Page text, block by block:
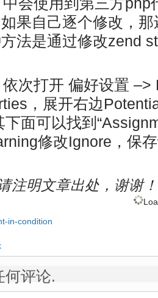
果自己逐个修改，
法是通过修改zend
次打开 偏好设置
，展开右边
下面可以找到
修改Ignore，保
注明文章出处，谢谢！
in-condition
何评论.